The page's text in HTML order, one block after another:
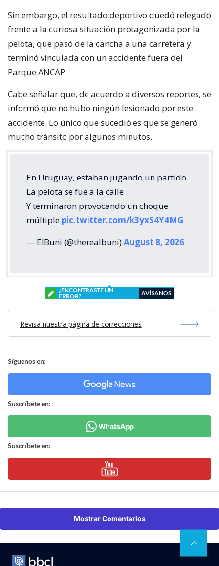
Sin embargo, el resultado deportivo quedó relegado
frente a la curiosa situación protagonizada por la
pelota, que pasó de la cancha a una carretera y
terminó vinculada con un accidente fuera del
Parque ANCAP.
Cabe señalar que, de acuerdo a diversos reportes, se
informó que no hubo ningún lesionado por este
accidente. Lo único que sucedió es que se generó
mucho tránsito por algunos minutos.
En Uruguay, estaban jugando un partido
La pelota se fue a la calle
Y terminaron provocando un choque
múltiple pic.twitter.com/k3yxS4Y4MG
— ElBuni (@therealbuni)August 8, 2026
¿ENCONTRASTE UN
ERROR?
AVÍSANOS
Revisa nuestra página de correcciones
Síguenos en:
Suscríbete en:
Suscríbete en:
Mostrar Comentarios